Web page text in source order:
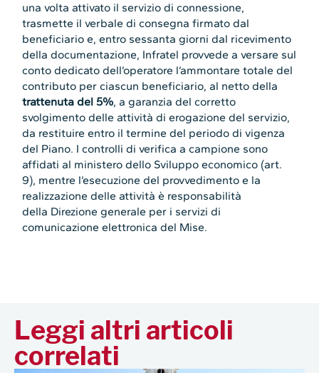
una volta attivato il servizio di connessione,
trasmette il verbale di consegna firmato dal
beneficiario e, entro sessanta giorni dal ricevimento
della documentazione, Infratel provvede a versare sul
conto dedicato dell’operatore l’ammontare totale del
contributo per ciascun beneficiario, al netto della
trattenuta del 5%, a garanzia del corretto
svolgimento delle attività di erogazione del servizio,
da restituire entro il termine del periodo di vigenza
del Piano. I controlli di verifica a campione sono
affidati al ministero dello Sviluppo economico (art.
9), mentre l’esecuzione del provvedimento e la
realizzazione delle attività è responsabilità
della Direzione generale per i servizi di
comunicazione elettronica del Mise.
Leggi altri articoli
correlati